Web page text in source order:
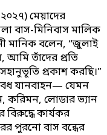
মেয়াদের
বাস-মিনিবাস মালিক
মানিক বলেন, “জুলাই
আমি তাঁদের প্রতি
প্রকাশ করছি।”
যানবাহন— যেমন
করিমন, লোডার ভ্যান
কার্যকর
পুরনো বাস বন্ধের